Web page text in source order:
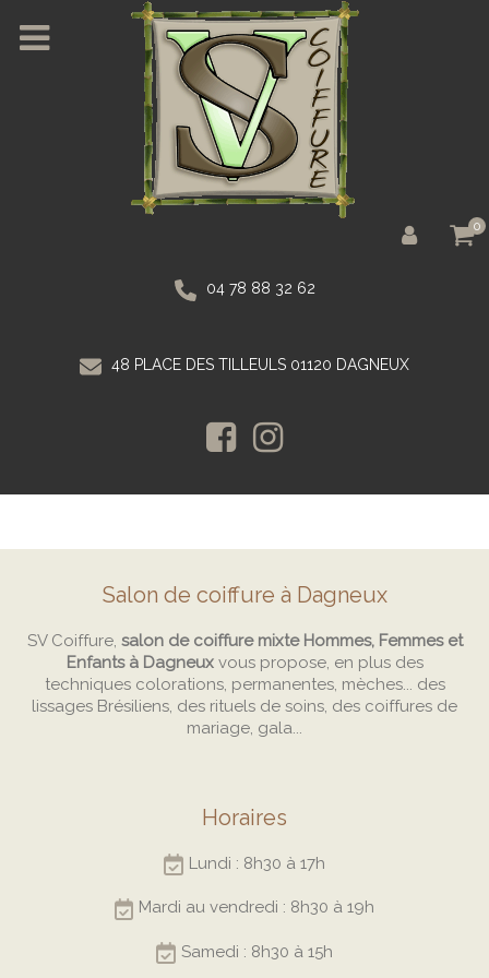
0
04 78 88 32 62
48 PLACE DES TILLEULS 01120 DAGNEUX
Salon de coiffure à Dagneux
SV Coiffure, salon de coiffure mixte Hommes, Femmes et
Enfants à Dagneuxvous propose, en plus des
techniques colorations, permanentes, mèches... des
lissages Brésiliens, des rituels de soins, des coiffures de
mariage, gala...
Horaires
Lundi : 8h30 à 17h
Mardi au vendredi : 8h30 à 19h
Samedi : 8h30 à 15h